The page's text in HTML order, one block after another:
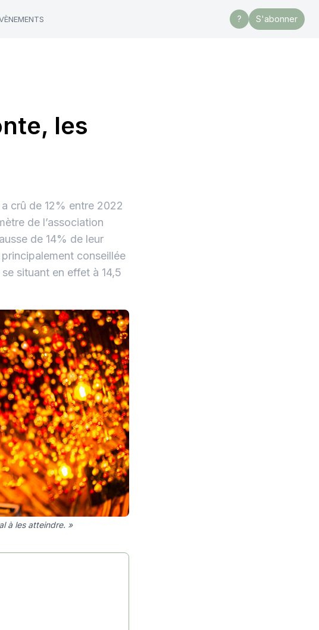
? S'abonner
les
crû de 12% entre 2022
de l’association
de 14% de leur
conseillée
situant en effet à 14,5
à les atteindre. »